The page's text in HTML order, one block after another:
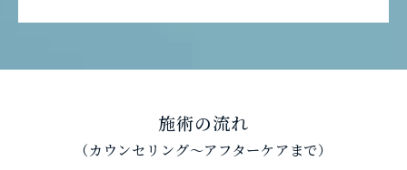
施術の流れ
（カウンセリング〜アフターケアまで）